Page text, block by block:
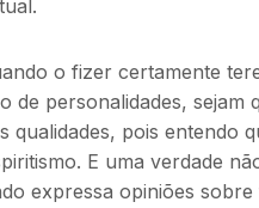
o fizer certamente
personalidades, sejam
pois entendo
E uma verdade
expressa opiniões